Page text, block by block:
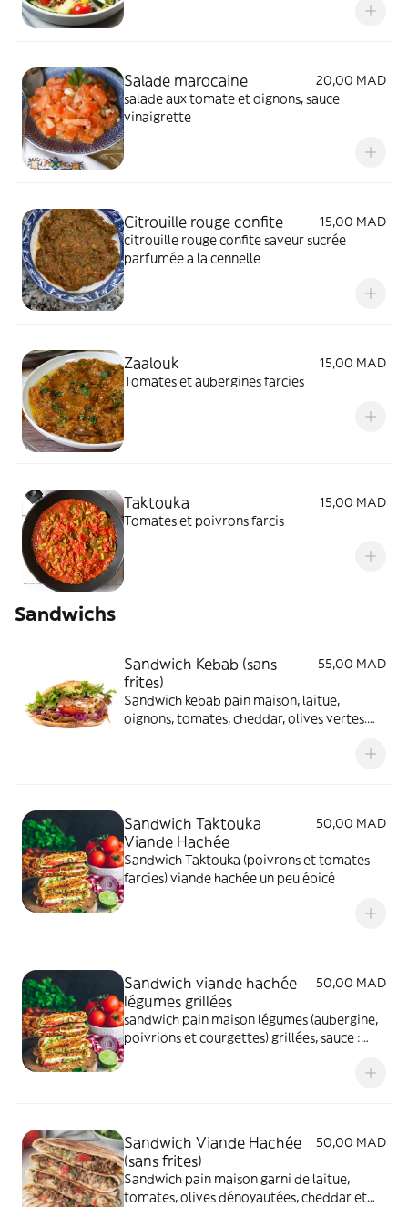
Salade marocaine
20,00 MAD
salade aux tomate et oignons, sauce
vinaigrette
Citrouille rouge confite
15,00 MAD
citrouille rouge confite saveur sucrée
parfumée a la cennelle
Zaalouk
15,00 MAD
Tomates et aubergines farcies
Taktouka
15,00 MAD
Tomates et poivrons farcis
Sandwichs
Sandwich Kebab (sans
frites)
55,00 MAD
Sandwich kebab pain maison, laitue,
oignons, tomates, cheddar, olives vertes.
Sandwich Taktouka
Viande Hachée
50,00 MAD
Sandwich Taktouka (poivrons et tomates
farcies) viande hachée un peu épicé
Sandwich viande hachée
légumes grillées
50,00 MAD
sandwich pain maison légumes (aubergine,
poivrions et courgettes) grillées, sauce :
Sandwich Viande Hachée
(sans frites)
50,00 MAD
Sandwich pain maison garni de laitue,
tomates, olives dénoyautées, cheddar et